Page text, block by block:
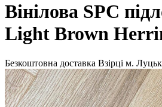
Вінілова SPC
Light Brown
Безкоштовна доставка Взірці м. Луцьк